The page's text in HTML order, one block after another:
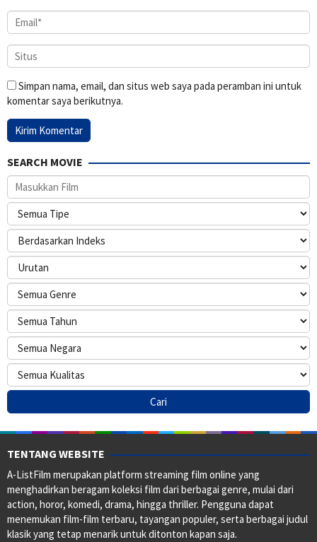
Simpan nama, email, dan situs web saya pada peramban ini untuk
komentar saya berikutnya.
SEARCH MOVIE
TENTANG WEBSITE
A-ListFilm merupakan platform streaming film online yang
menghadirkan beragam koleksi film dari berbagai genre, mulai dari
action, horor, komedi, drama, hingga thriller. Pengguna dapat
menemukan film-film terbaru, tayangan populer, serta berbagai judul
klasik yang tetap menarik untuk ditonton kapan saja.